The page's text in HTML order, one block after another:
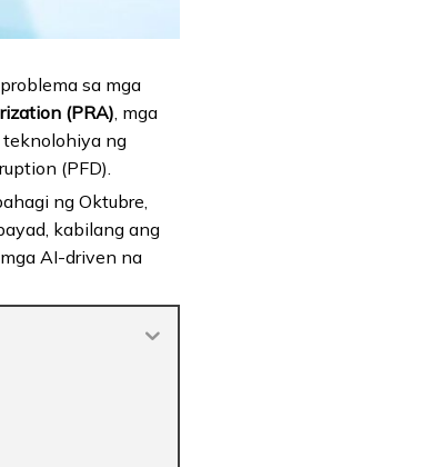
sa mga
(PRA), mga
teknolohiya ng
(PFD).
ng Oktubre,
kabilang ang
AI-driven na